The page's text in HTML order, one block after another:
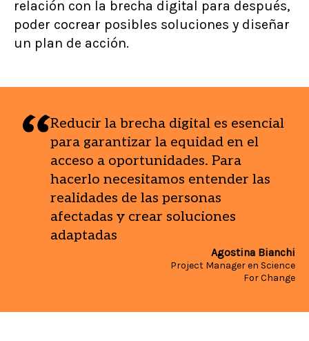
relación con la brecha digital para después,
poder cocrear posibles soluciones y diseñar
un plan de acción.
Reducir la brecha digital es esencial
para garantizar la equidad en el
acceso a oportunidades. Para
hacerlo necesitamos entender las
realidades de las personas
afectadas y crear soluciones
adaptadas
Agostina Bianchi
Project Manager en Science
For Change